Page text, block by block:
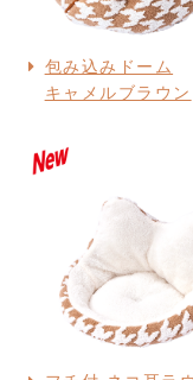
包み込みドーム
キャメルブラウン